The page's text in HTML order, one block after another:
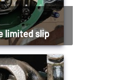
limited slip